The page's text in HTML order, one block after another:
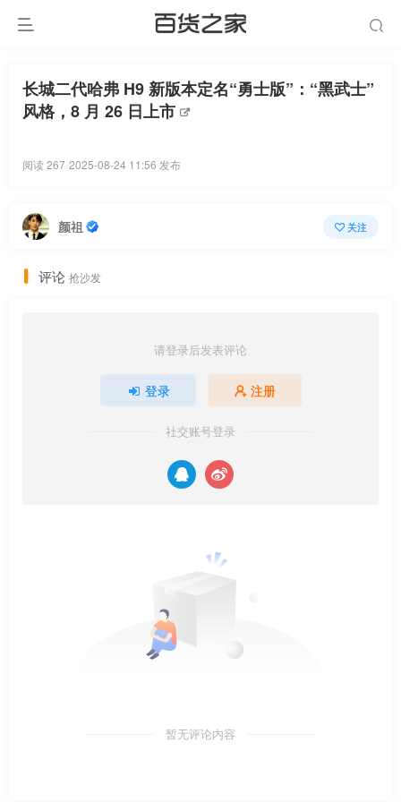
长城二代哈弗 H9 新版本定名“勇士版”：“黑武士”
风格，8 月 26 日上市
阅读 267 2025-08-24 11:56 发布
颜祖 关注
评论 抢沙发
请登录后发表评论
登录 注册
社交账号登录
暂无评论内容